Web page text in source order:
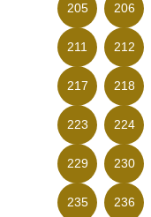
205 206
211 212
217 218
223 224
229 230
235 236